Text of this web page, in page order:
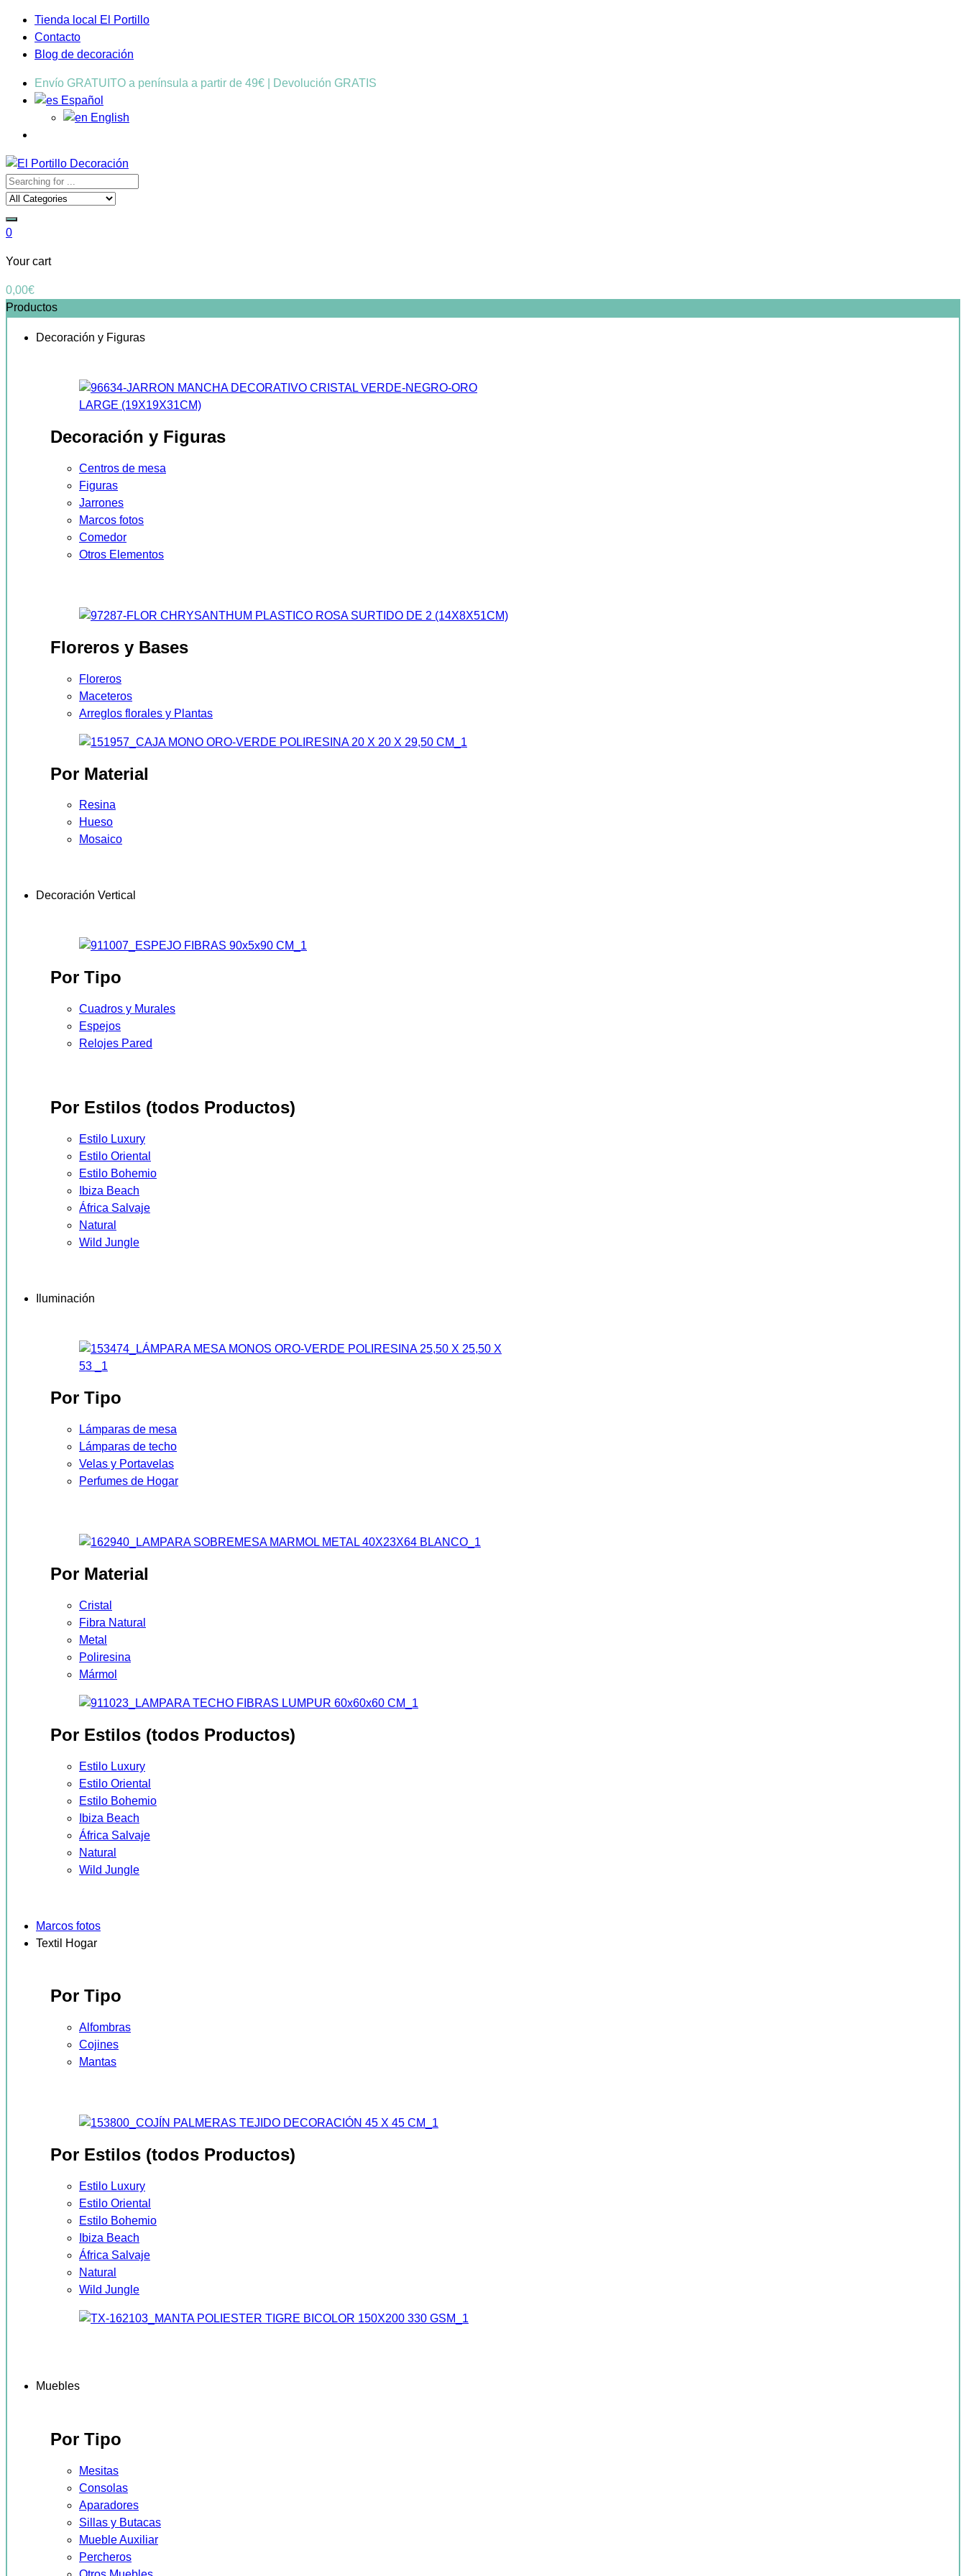
Tienda local El Portillo
Contacto
Blog de decoración
Envío GRATUITO a península a partir de 49€ | Devolución GRATIS
Español
English
0
Your cart
0,00€
Productos
Decoración y Figuras
Decoración y Figuras
Centros de mesa
Figuras
Jarrones
Marcos fotos
Comedor
Otros Elementos
Floreros y Bases
Floreros
Maceteros
Arreglos florales y Plantas
Por Material
Resina
Hueso
Mosaico
Decoración Vertical
Por Tipo
Cuadros y Murales
Espejos
Relojes Pared
Por Estilos (todos Productos)
Estilo Luxury
Estilo Oriental
Estilo Bohemio
Ibiza Beach
África Salvaje
Natural
Wild Jungle
Iluminación
Por Tipo
Lámparas de mesa
Lámparas de techo
Velas y Portavelas
Perfumes de Hogar
Por Material
Cristal
Fibra Natural
Metal
Poliresina
Mármol
Por Estilos (todos Productos)
Estilo Luxury
Estilo Oriental
Estilo Bohemio
Ibiza Beach
África Salvaje
Natural
Wild Jungle
Marcos fotos
Textil Hogar
Por Tipo
Alfombras
Cojines
Mantas
Por Estilos (todos Productos)
Estilo Luxury
Estilo Oriental
Estilo Bohemio
Ibiza Beach
África Salvaje
Natural
Wild Jungle
Muebles
Por Tipo
Mesitas
Consolas
Aparadores
Sillas y Butacas
Mueble Auxiliar
Percheros